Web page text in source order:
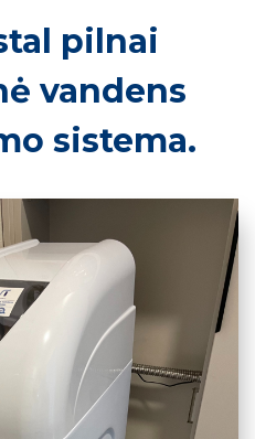
pilnai
vandens
sistema.